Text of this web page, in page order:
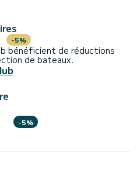
-5%
bénéficient de réductions
de bateaux.
-5%